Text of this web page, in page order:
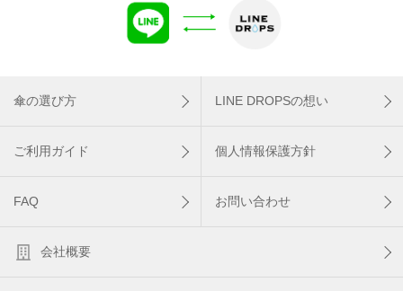
傘の選び方 LINE DROPSの想い
ご利用ガイド 個人情報保護方針
FAQ お問い合わせ
会社概要